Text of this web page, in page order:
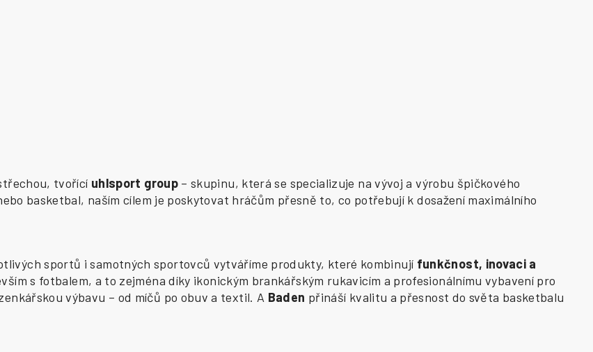
tvořící uhlsport group– skupinu, která se specializuje na vývoj a výrobu špičkového
basketbal, naším cílem je poskytovat hráčům přesně to, co potřebují k dosažení maximálního
sportů i samotných sportovců vytváříme produkty, které kombinují funkčnost, inovaci a
s fotbalem, a to zejména díky ikonickým brankářským rukavicím a profesionálnímu vybavení pro
výbavu – od míčů po obuv a textil. A Baden přináší kvalitu a přesnost do světa basketbalu